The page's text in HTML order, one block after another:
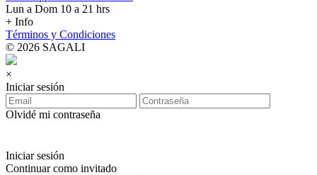
Lun a Dom 10 a 21 hrs
+ Info
Términos y Condiciones
© 2026 SAGALI
×
Iniciar sesión
Olvidé mi contraseña
Iniciar sesión
Continuar como invitado